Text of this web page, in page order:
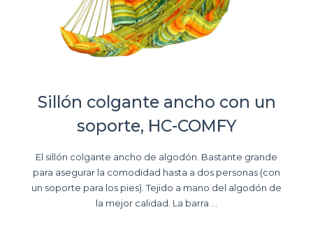
Sillón colgante ancho con un
soporte, HC-COMFY
El sillón colgante ancho de algodón. Bastante grande
para asegurar la comodidad hasta a dos personas (con
un soporte para los pies). Tejido a mano del algodón de
la mejor calidad. La barra ...